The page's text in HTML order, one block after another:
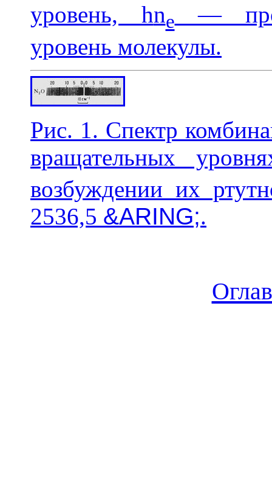
уровень, hne —
уровень молекулы.
Рис. 1. Спектр
вращательных
возбуждении их
2536,5 &ARING;.